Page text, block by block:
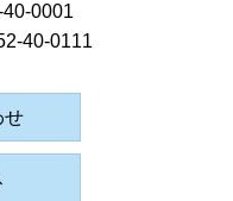
0001
40-0111
せ